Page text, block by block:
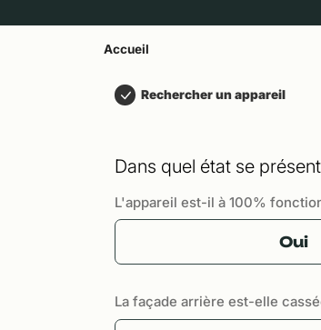
Accueil
Rechercher un appareil
Dans quel état se
L'appareil est-il à 100%
Oui
La façade arrière est-elle